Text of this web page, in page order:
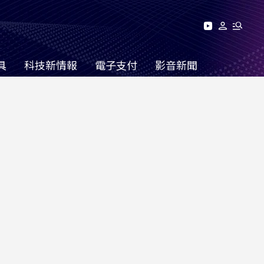
科技新情報 電子支付 影音新聞